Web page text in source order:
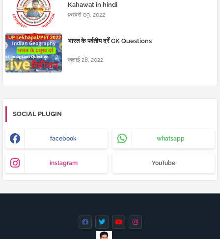
Kahawat in hindi
फ़रवरी 09, 2022
भारत के पर्वतीय दर्रे GK Questions
जुलाई 28, 2022
SOCIAL PLUGIN
facebook whatsapp
instagram YouTube